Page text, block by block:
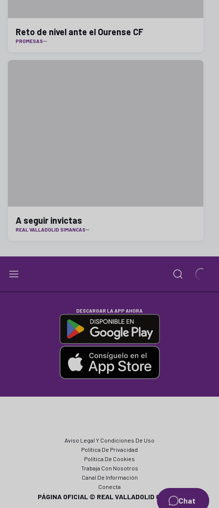
Chat
Reto de nivel ante el Ourense CF
PROMESAS
A seguir invictas
REAL VALLADOLID SIMANCAS
DESCARGAR LA APP AHORA
Aviso Legal Y Condiciones De Uso
Política De Privacidad
Política De Cookies
Trabaja Con Nosotros
Canal De Información
Conecta
PÁGINA OFICIAL © REAL VALLADOLID CF 2024